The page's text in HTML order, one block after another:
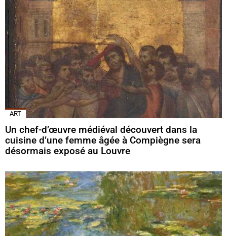
ART
Un chef-d’œuvre médiéval découvert dans la
cuisine d’une femme âgée à Compiègne sera
désormais exposé au Louvre